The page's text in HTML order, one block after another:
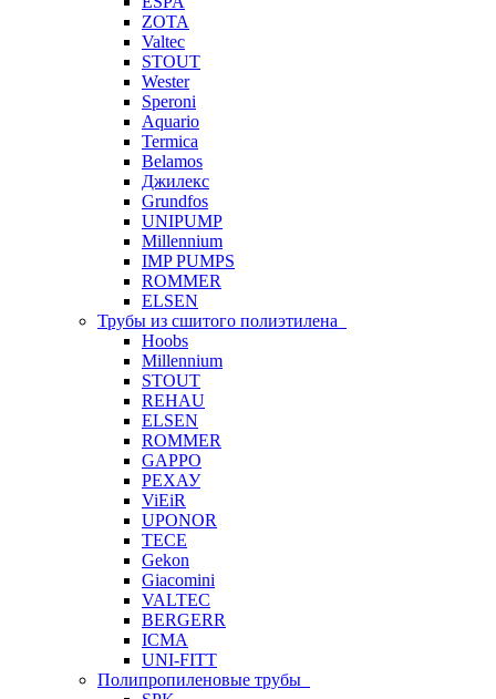
ZOTA
Valtec
STOUT
Wester
Speroni
Aquario
Termica
Belamos
Джилекс
Grundfos
UNIPUMP
Millennium
IMP PUMPS
ROMMER
ELSEN
Трубы из сшитого полиэтилена
Hoobs
Millennium
STOUT
REHAU
ELSEN
ROMMER
GAPPO
РЕХАУ
ViEiR
UPONOR
TECE
Gekon
Giacomini
VALTEC
BERGERR
ICMA
UNI-FITT
Полипропиленовые трубы